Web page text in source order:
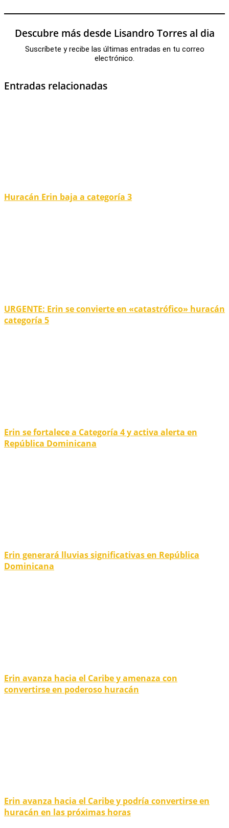
Descubre más desde Lisandro Torres al dia
Suscríbete y recibe las últimas entradas en tu correo
electrónico.
Entradas relacionadas
Huracán Erin baja a categoría 3
URGENTE: Erin se convierte en «catastrófico» huracán
categoría 5
Erin se fortalece a Categoría 4 y activa alerta en
República Dominicana
Erin generará lluvias significativas en República
Dominicana
Erin avanza hacia el Caribe y amenaza con
convertirse en poderoso huracán
Erin avanza hacia el Caribe y podría convertirse en
huracán en las próximas horas